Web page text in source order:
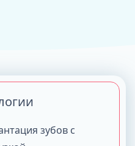
зубов с